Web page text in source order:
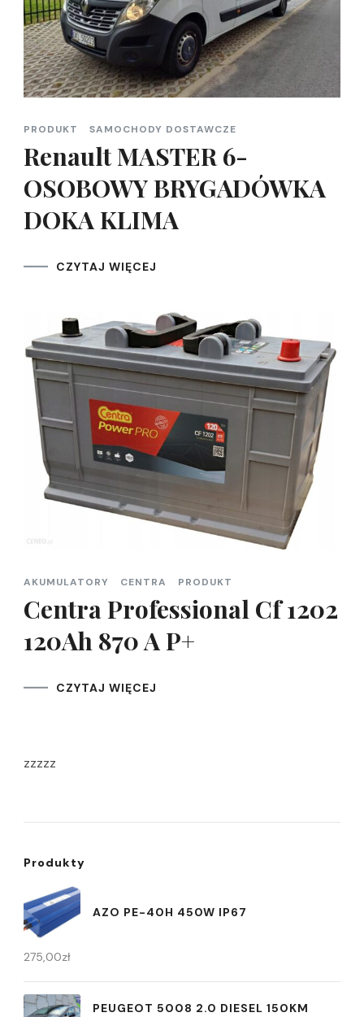
PRODUKT SAMOCHODY DOSTAWCZE
Renault MASTER 6-
OSOBOWY BRYGADÓWKA
DOKA KLIMA
CZYTAJ WIĘCEJ
AKUMULATORY CENTRA PRODUKT
Centra Professional Cf 1202
120Ah 870 A P+
CZYTAJ WIĘCEJ
zzzzz
Produkty
AZO PE-40H 450W IP67
275,00zł
PEUGEOT 5008 2.0 DIESEL 150KM